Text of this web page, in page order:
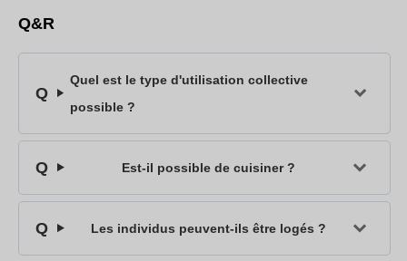
Q&R
Quel est le type d'utilisation collective
possible ?
Est-il possible de cuisiner ?
Les individus peuvent-ils être logés ?